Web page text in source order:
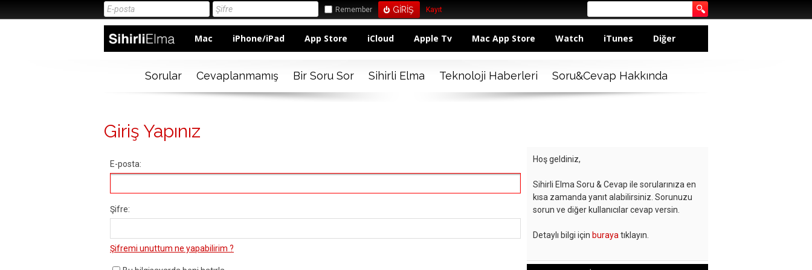
Remember Kayıt
Mac iPhone/iPad App Store iCloud Apple Tv Mac App Store Watch iTunes Diğer
Sorular Cevaplanmamış Bir Soru Sor Sihirli Elma Teknoloji Haberleri Soru&Cevap Hakkında
Giriş Yapınız
E-posta:
Şifre:
Şifremi unuttum ne yapabilirim ?
Hoş geldiniz,
Sihirli Elma Soru & Cevap ile sorularınıza en
kısa zamanda yanıt alabilirsiniz. Sorunuzu
sorun ve diğer kullanıcılar cevap versin.
Detaylı bilgi için buraya tıklayın.